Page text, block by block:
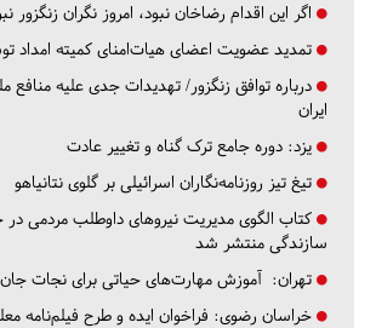
اگر این اقدام رضاخان نبود، امروز نگران زنگزور
تمدید عضویت اعضای هیات‌امنای کمیته امداد
درباره توافق زنگزور/ تهدیدات جدی علیه
ایران
یزد: دوره جامع ترک گناه و تغییر عادت
تیغ تیز روزنامه‌نگاران اسرائیلی بر گلوی نتانیاهو
کتاب الگوی مدیریت نیروهای داوطلب مردمی در
سازندگی منتشر شد
تهران: آموزش مهارت‌های حیاتی برای نجات
خراسان رضوی: فراخوان ایده و طرح فیلم‌نامه